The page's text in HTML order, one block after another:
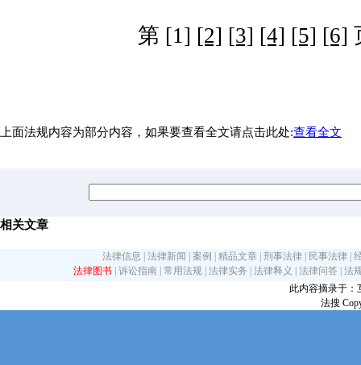
第 [1] [2] [3] [4] [5] [6]
上面法规内容为部分内容，如果要查看全文请点击此处:查看全文
相关文章
法律信息 法律新闻 案例 精品文章 刑事法律 民事法律
法律图书 诉讼指南 常用法规 法律实务 法律释义 法律问答
法
此内容摘录于：
法搜